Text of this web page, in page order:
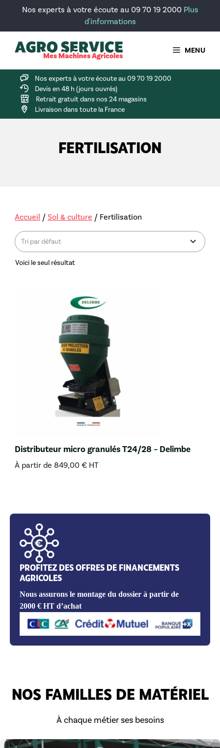
Nos experts à votre écoute au 09 70 19 2000 Plus
d'informations
MENU
Nos experts à votre écoute au 09 70 19 2000
Devis en 48 h (jours ouvrés)
Retrait gratuit dans nos 24 magasins
Livraison dans toute la France
FERTILISATION
Accueil / Sol & culture / Fertilisation
Voici le seul résultat
Distributeur micro granulés T24/28 – Delimbe
À partir de 849,00 € HT
PROFITEZ DES OFFRES DE FINANCEMENTS
AGRICOLES
Nous assurons le montage du dossier à partir de
2000 € HT d’achat
NOS FAMILLES DE MATÉRIEL
À chaque métier ses besoins